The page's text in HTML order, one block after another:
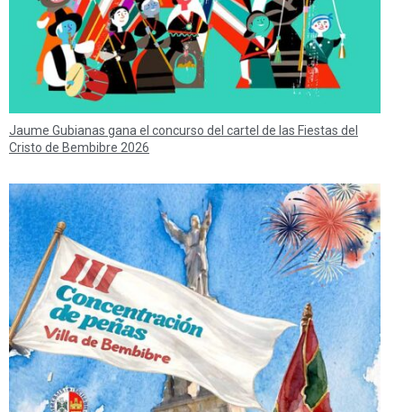
Jaume Gubianas gana el concurso del cartel de las Fiestas del
Cristo de Bembibre 2026